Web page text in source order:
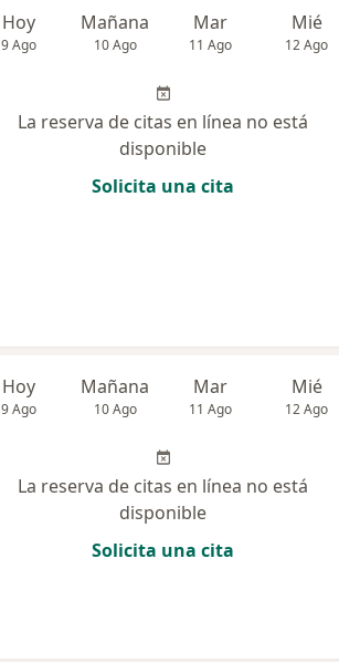
Hoy
9 Ago
Mañana
10 Ago
Mar
11 Ago
Mié
12 Ago
La reserva de citas en línea no está
disponible
Solicita una cita
Hoy
9 Ago
Mañana
10 Ago
Mar
11 Ago
Mié
12 Ago
La reserva de citas en línea no está
disponible
Solicita una cita